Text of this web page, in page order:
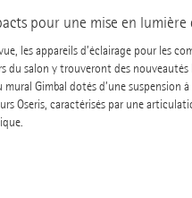
pour une mise en
les appareils d’éclairage pour les
du salon y trouveront des
mural Gimbal dotés d’une
Oseris, caractérisés par une